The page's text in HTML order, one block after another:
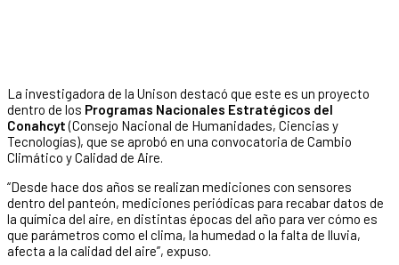
La investigadora de la Unison destacó que este es un proyecto
dentro de los Programas Nacionales Estratégicos del
Conahcyt(Consejo Nacional de Humanidades, Ciencias y
Tecnologías), que se aprobó en una convocatoria de Cambio
Climático y Calidad de Aire.
“Desde hace dos años se realizan mediciones con sensores
dentro del panteón, mediciones periódicas para recabar datos de
la química del aire, en distintas épocas del año para ver cómo es
que parámetros como el clima, la humedad o la falta de lluvia,
afecta a la calidad del aire”, expuso.